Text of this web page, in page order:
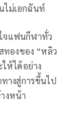
ม่เอกฉันท์
จแฟนกีฬาทั่ว
ทองของ “หลิว
ห้ได้อย่าง
างสู่การขึ้นไป
งหน้า